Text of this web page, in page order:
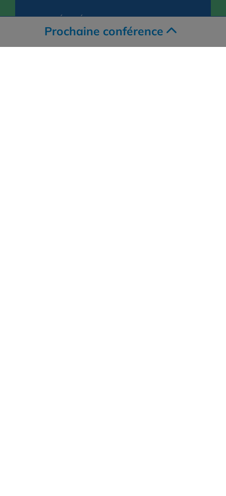
SANTÉ - MÉDECINE
Quand le cerveau guide nos
décisions à notre insu
Prochaine conférence